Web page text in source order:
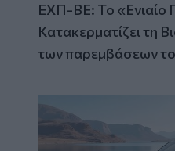
ΕΧΠ-ΒΕ: Το «Ενιαίο
Κατακερματίζει τη
των παρεμβάσεων